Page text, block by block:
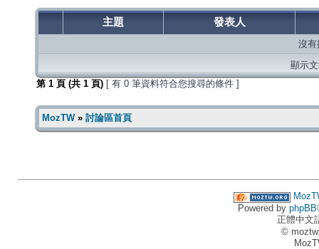
主題 發表人
沒有
顯示
第 1 頁 (共 1 頁) [ 有 0 筆資料符合您搜尋的條件 ]
MozTW» 討論區首頁
Powered by phpBB
正體中文
©